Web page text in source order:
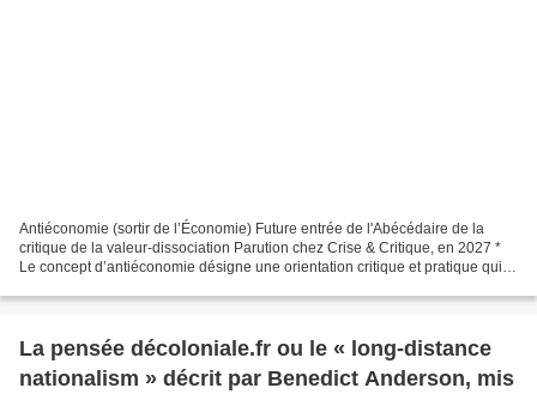
Antiéconomie (sortir de l’Économie) Future entrée de l'Abécédaire de la
critique de la valeur-dissociation Parution chez Crise & Critique, en 2027 *
Le concept d’antiéconomie désigne une orientation critique et pratique qui
La pensée décoloniale.fr ou le « long-distance
nationalism » décrit par Benedict Anderson, mis